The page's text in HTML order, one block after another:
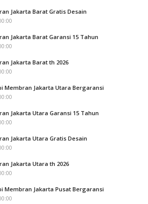
Jakarta Barat Gratis Desain
Jakarta Barat Garansi 15 Tahun
Jakarta Barat th 2026
Membran Jakarta Utara Bergaransi
Jakarta Utara Garansi 15 Tahun
Jakarta Utara Gratis Desain
Jakarta Utara th 2026
Membran Jakarta Pusat Bergaransi